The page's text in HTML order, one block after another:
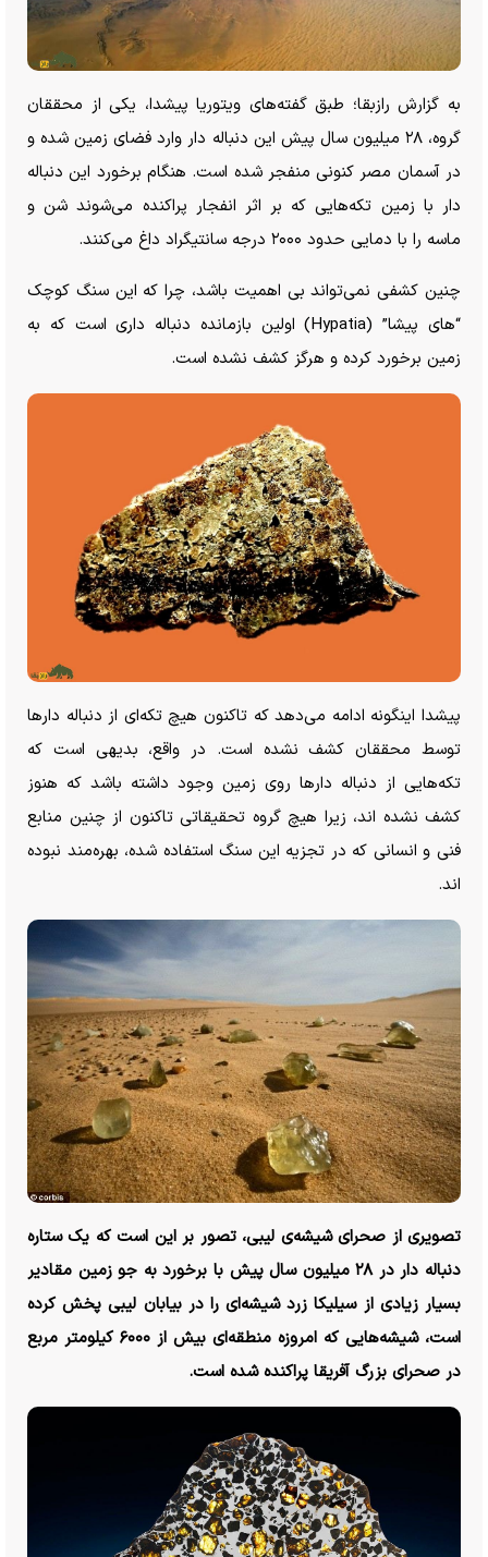
به گزارش رازبقا؛ طبق گفته‌های ویتوریا پیشدا، یکی از محققان
گروه، ۲۸ میلیون سال پیش این دنباله دار وارد فضای زمین شده و
در آسمان مصر کنونی منفجر شده است. هنگام برخورد این دنباله
دار با زمین تکه‌هایی که بر اثر انفجار پراکنده می‌شوند شن و
ماسه را با دمایی حدود ۲۰۰۰ درجه سانتیگراد داغ می‌کنند.
چنین کشفی نمی‌تواند بی اهمیت باشد، چرا که این سنگ کوچک
“های پیشا” (Hypatia) اولین بازمانده دنباله داری است که به
زمین برخورد کرده و هرگز کشف نشده است.
پیشدا اینگونه ادامه می‌دهد که تاکنون هیچ تکه‌ای از دنباله دار‌ها
توسط محققان کشف نشده است. در واقع، بدیهی است که
تکه‌هایی از دنباله دار‌ها روی زمین وجود داشته باشد که هنوز
کشف نشده اند، زیرا هیچ گروه تحقیقاتی تاکنون از چنین منابع
فنی و انسانی که در تجزیه این سنگ استفاده شده، بهره‌مند نبوده
اند.
تصویری از صحرای شیشه‌ی لیبی، تصور بر این است که یک ستاره
دنباله دار در ۲۸ میلیون سال پیش با برخورد به جو زمین مقادیر
بسیار زیادی از سیلیکا زرد شیشه‌ای را در بیابان لیبی پخش کرده
است، شیشه‌هایی که امروزه منطقه‌ای بیش از ۶۰۰۰ کیلومتر مربع
در صحرای بزرگ آفریقا پراکنده شده است.